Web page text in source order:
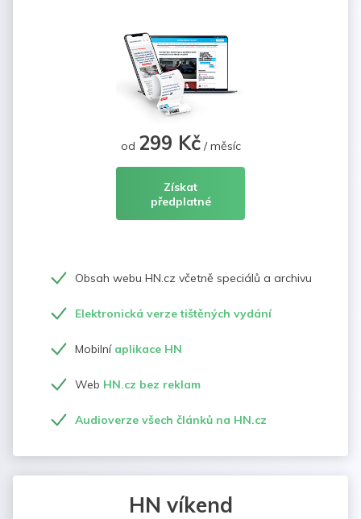
od 299 Kč/ měsíc
Získat
předplatné
Obsah webu HN.cz včetně speciálů a archivu
Elektronická verze tištěných vydání
Mobilní aplikace HN
Web HN.cz bez reklam
Audioverze všech článků na HN.cz
HN víkend